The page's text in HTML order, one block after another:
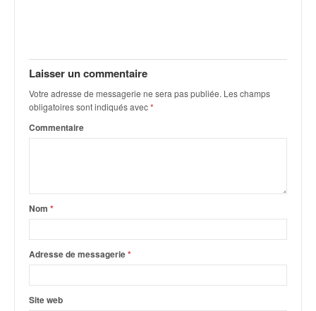
Laisser un commentaire
Votre adresse de messagerie ne sera pas publiée. Les champs
obligatoires sont indiqués avec*
Commentaire
Nom *
Adresse de messagerie*
Site web